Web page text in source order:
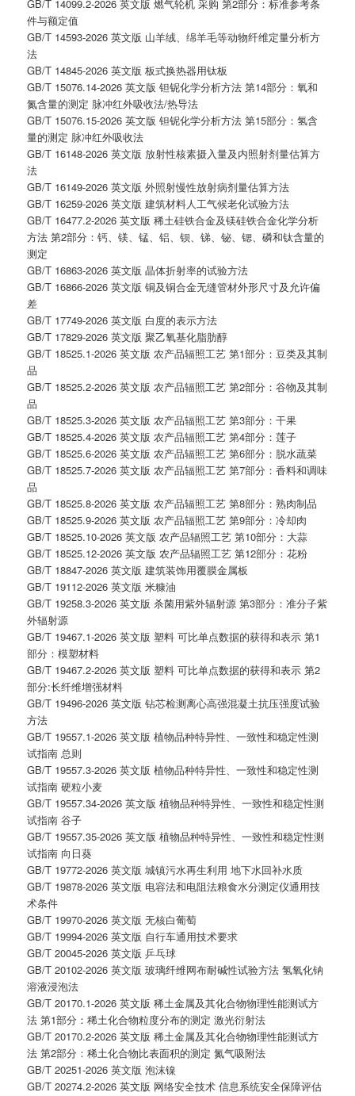
GB/T 14099.2-2026 英文版 燃气轮机 采购 第2部分：标准参考条
件与额定值
GB/T 14593-2026 英文版 山羊绒、绵羊毛等动物纤维定量分析方
法
GB/T 14845-2026 英文版 板式换热器用钛板
GB/T 15076.14-2026 英文版 钽铌化学分析方法 第14部分：氧和
氮含量的测定 脉冲红外吸收法/热导法
GB/T 15076.15-2026 英文版 钽铌化学分析方法 第15部分：氢含
量的测定 脉冲红外吸收法
GB/T 16148-2026 英文版 放射性核素摄入量及内照射剂量估算方
法
GB/T 16149-2026 英文版 外照射慢性放射病剂量估算方法
GB/T 16259-2026 英文版 建筑材料人工气候老化试验方法
GB/T 16477.2-2026 英文版 稀土硅铁合金及镁硅铁合金化学分析
方法 第2部分：钙、镁、锰、铝、钡、锑、铋、锶、磷和钛含量的
测定
GB/T 16863-2026 英文版 晶体折射率的试验方法
GB/T 16866-2026 英文版 铜及铜合金无缝管材外形尺寸及允许偏
差
GB/T 17749-2026 英文版 白度的表示方法
GB/T 17829-2026 英文版 聚乙氧基化脂肪醇
GB/T 18525.1-2026 英文版 农产品辐照工艺 第1部分：豆类及其制
品
GB/T 18525.2-2026 英文版 农产品辐照工艺 第2部分：谷物及其制
品
GB/T 18525.3-2026 英文版 农产品辐照工艺 第3部分：干果
GB/T 18525.4-2026 英文版 农产品辐照工艺 第4部分：莲子
GB/T 18525.6-2026 英文版 农产品辐照工艺 第6部分：脱水蔬菜
GB/T 18525.7-2026 英文版 农产品辐照工艺 第7部分：香料和调味
品
GB/T 18525.8-2026 英文版 农产品辐照工艺 第8部分：熟肉制品
GB/T 18525.9-2026 英文版 农产品辐照工艺 第9部分：冷却肉
GB/T 18525.10-2026 英文版 农产品辐照工艺 第10部分：大蒜
GB/T 18525.12-2026 英文版 农产品辐照工艺 第12部分：花粉
GB/T 18847-2026 英文版 建筑装饰用覆膜金属板
GB/T 19112-2026 英文版 米糠油
GB/T 19258.3-2026 英文版 杀菌用紫外辐射源 第3部分：准分子紫
外辐射源
GB/T 19467.1-2026 英文版 塑料 可比单点数据的获得和表示 第1
部分：模塑材料
GB/T 19467.2-2026 英文版 塑料 可比单点数据的获得和表示 第2
部分:长纤维增强材料
GB/T 19496-2026 英文版 钻芯检测离心高强混凝土抗压强度试验
方法
GB/T 19557.1-2026 英文版 植物品种特异性、一致性和稳定性测
试指南 总则
GB/T 19557.3-2026 英文版 植物品种特异性、一致性和稳定性测
试指南 硬粒小麦
GB/T 19557.34-2026 英文版 植物品种特异性、一致性和稳定性测
试指南 谷子
GB/T 19557.35-2026 英文版 植物品种特异性、一致性和稳定性测
试指南 向日葵
GB/T 19772-2026 英文版 城镇污水再生利用 地下水回补水质
GB/T 19878-2026 英文版 电容法和电阻法粮食水分测定仪通用技
术条件
GB/T 19970-2026 英文版 无核白葡萄
GB/T 19994-2026 英文版 自行车通用技术要求
GB/T 20045-2026 英文版 乒乓球
GB/T 20102-2026 英文版 玻璃纤维网布耐碱性试验方法 氢氧化钠
溶液浸泡法
GB/T 20170.1-2026 英文版 稀土金属及其化合物物理性能测试方
法 第1部分：稀土化合物粒度分布的测定 激光衍射法
GB/T 20170.2-2026 英文版 稀土金属及其化合物物理性能测试方
法 第2部分：稀土化合物比表面积的测定 氮气吸附法
GB/T 20251-2026 英文版 泡沫镍
GB/T 20274.2-2026 英文版 网络安全技术 信息系统安全保障评估